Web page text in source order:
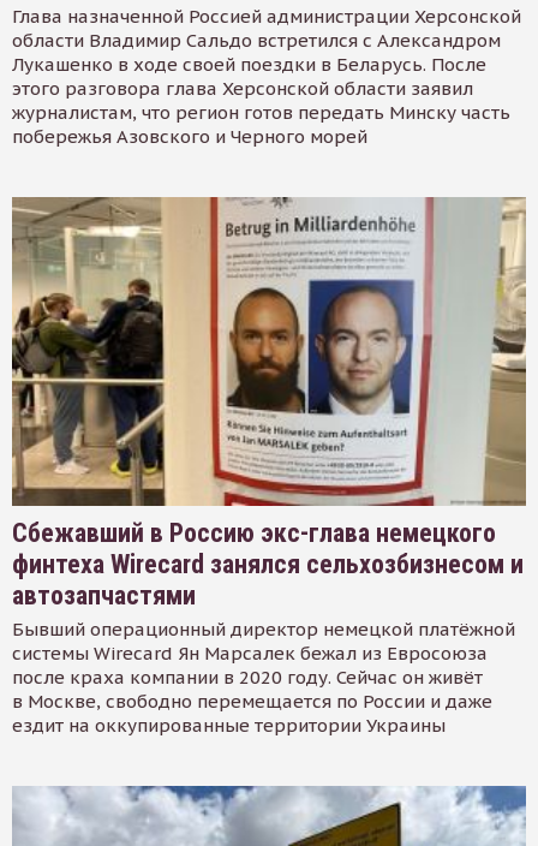
Глава назначенной Россией администрации Херсонской
области Владимир Сальдо встретился с Александром
Лукашенко в ходе своей поездки в Беларусь. После
этого разговора глава Херсонской области заявил
журналистам, что регион готов передать Минску часть
побережья Азовского и Черного морей
Сбежавший в Россию экс-глава немецкого
финтеха Wirecard занялся сельхозбизнесом и
автозапчастями
Бывший операционный директор немецкой платёжной
системы Wirecard Ян Марсалек бежал из Евросоюза
после краха компании в 2020 году. Сейчас он живёт
в Москве, свободно перемещается по России и даже
ездит на оккупированные территории Украины